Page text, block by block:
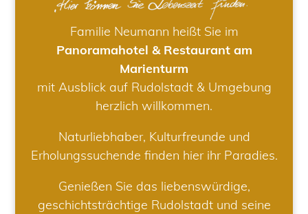
Familie Neumann heißt Sie im
Panoramahotel & Restaurant am
Marienturm
mit Ausblick auf Rudolstadt & Umgebung
herzlich willkommen.
Naturliebhaber, Kulturfreunde und
Erholungssuchende finden hier ihr Paradies.
Genießen Sie das liebenswürdige,
geschichtsträchtige Rudolstadt und seine